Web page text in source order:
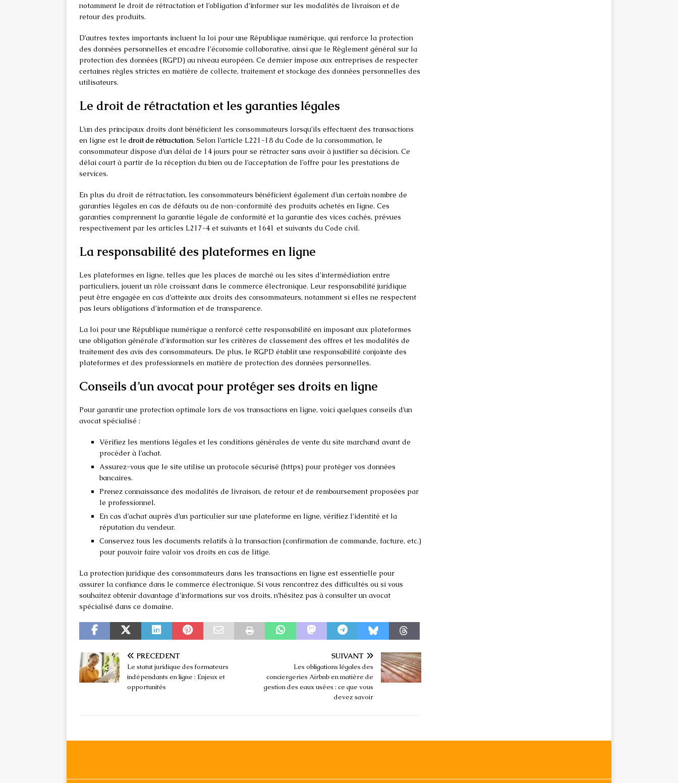
notamment le droit de rétractation et l’obligation d’informer sur les modalités de livraison et de
retour des produits.
D’autres textes importants incluent la loi pour une République numérique, qui renforce la protection
des données personnelles et encadre l’économie collaborative, ainsi que le Règlement général sur la
protection des données (RGPD) au niveau européen. Ce dernier impose aux entreprises de respecter
certaines règles strictes en matière de collecte, traitement et stockage des données personnelles des
utilisateurs.
Le droit de rétractation et les garanties légales
L’un des principaux droits dont bénéficient les consommateurs lorsqu’ils effectuent des transactions
en ligne est le droit de rétractation. Selon l’article L221-18 du Code de la consommation, le
consommateur dispose d’un délai de 14 jours pour se rétracter sans avoir à justifier sa décision. Ce
délai court à partir de la réception du bien ou de l’acceptation de l’offre pour les prestations de
services.
En plus du droit de rétractation, les consommateurs bénéficient également d’un certain nombre de
garanties légales en cas de défauts ou de non-conformité des produits achetés en ligne. Ces
garanties comprennent la garantie légale de conformité et la garantie des vices cachés, prévues
respectivement par les articles L217-4 et suivants et 1641 et suivants du Code civil.
La responsabilité des plateformes en ligne
Les plateformes en ligne, telles que les places de marché ou les sites d’intermédiation entre
particuliers, jouent un rôle croissant dans le commerce électronique. Leur responsabilité juridique
peut être engagée en cas d’atteinte aux droits des consommateurs, notamment si elles ne respectent
pas leurs obligations d’information et de transparence.
La loi pour une République numérique a renforcé cette responsabilité en imposant aux plateformes
une obligation générale d’information sur les critères de classement des offres et les modalités de
traitement des avis des consommateurs. De plus, le RGPD établit une responsabilité conjointe des
plateformes et des professionnels en matière de protection des données personnelles.
Conseils d’un avocat pour protéger ses droits en ligne
Pour garantir une protection optimale lors de vos transactions en ligne, voici quelques conseils d’un
avocat spécialisé :
Vérifiez les mentions légales et les conditions générales de vente du site marchand avant de
procéder à l’achat.
Assurez-vous que le site utilise un protocole sécurisé (https) pour protéger vos données
bancaires.
Prenez connaissance des modalités de livraison, de retour et de remboursement proposées par
le professionnel.
En cas d’achat auprès d’un particulier sur une plateforme en ligne, vérifiez l’identité et la
réputation du vendeur.
Conservez tous les documents relatifs à la transaction (confirmation de commande, facture, etc.)
pour pouvoir faire valoir vos droits en cas de litige.
La protection juridique des consommateurs dans les transactions en ligne est essentielle pour
assurer la confiance dans le commerce électronique. Si vous rencontrez des difficultés ou si vous
souhaitez obtenir davantage d’informations sur vos droits, n’hésitez pas à consulter un avocat
spécialisé dans ce domaine.
PRÉCÉDENT
Le statut juridique des formateurs
indépendants en ligne : Enjeux et
opportunités
SUIVANT
Les obligations légales des
conciergeries Airbnb en matière de
gestion des eaux usées : ce que vous
devez savoir